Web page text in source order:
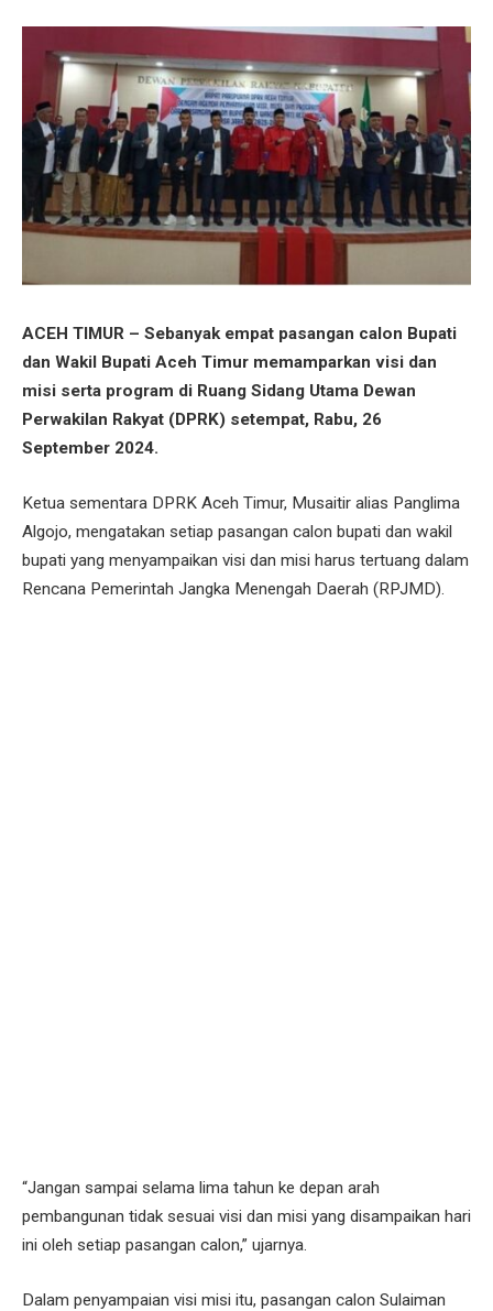
ACEH TIMUR – Sebanyak empat pasangan calon Bupati
dan Wakil Bupati Aceh Timur memamparkan visi dan
misi serta program di Ruang Sidang Utama Dewan
Perwakilan Rakyat (DPRK) setempat, Rabu, 26
September 2024.
Ketua sementara DPRK Aceh Timur, Musaitir alias Panglima
Algojo, mengatakan setiap pasangan calon bupati dan wakil
bupati yang menyampaikan visi dan misi harus tertuang dalam
Rencana Pemerintah Jangka Menengah Daerah (RPJMD).
“Jangan sampai selama lima tahun ke depan arah
pembangunan tidak sesuai visi dan misi yang disampaikan hari
ini oleh setiap pasangan calon,” ujarnya.
Dalam penyampaian visi misi itu, pasangan calon Sulaiman